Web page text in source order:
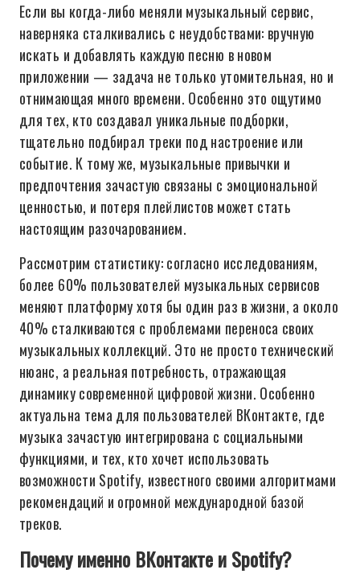
Если вы когда-либо меняли музыкальный сервис,
наверняка сталкивались с неудобствами: вручную
искать и добавлять каждую песню в новом
приложении — задача не только утомительная, но и
отнимающая много времени. Особенно это ощутимо
для тех, кто создавал уникальные подборки,
тщательно подбирал треки под настроение или
событие. К тому же, музыкальные привычки и
предпочтения зачастую связаны с эмоциональной
ценностью, и потеря плейлистов может стать
настоящим разочарованием.
Рассмотрим статистику: согласно исследованиям,
более 60% пользователей музыкальных сервисов
меняют платформу хотя бы один раз в жизни, а около
40% сталкиваются с проблемами переноса своих
музыкальных коллекций. Это не просто технический
нюанс, а реальная потребность, отражающая
динамику современной цифровой жизни. Особенно
актуальна тема для пользователей ВКонтакте, где
музыка зачастую интегрирована с социальными
функциями, и тех, кто хочет использовать
возможности Spotify, известного своими алгоритмами
рекомендаций и огромной международной базой
треков.
Почему именно ВКонтакте и Spotify?